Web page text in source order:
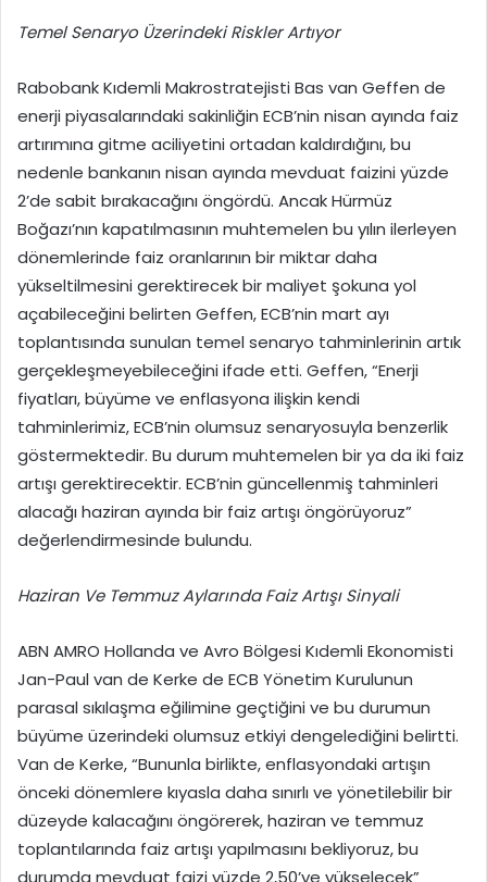
Temel Senaryo Üzerindeki Riskler Artıyor
Rabobank Kıdemli Makrostratejisti Bas van Geffen de
enerji piyasalarındaki sakinliğin ECB’nin nisan ayında faiz
artırımına gitme aciliyetini ortadan kaldırdığını, bu
nedenle bankanın nisan ayında mevduat faizini yüzde
2’de sabit bırakacağını öngördü. Ancak Hürmüz
Boğazı’nın kapatılmasının muhtemelen bu yılın ilerleyen
dönemlerinde faiz oranlarının bir miktar daha
yükseltilmesini gerektirecek bir maliyet şokuna yol
açabileceğini belirten Geffen, ECB’nin mart ayı
toplantısında sunulan temel senaryo tahminlerinin artık
gerçekleşmeyebileceğini ifade etti. Geffen, “Enerji
fiyatları, büyüme ve enflasyona ilişkin kendi
tahminlerimiz, ECB’nin olumsuz senaryosuyla benzerlik
göstermektedir. Bu durum muhtemelen bir ya da iki faiz
artışı gerektirecektir. ECB’nin güncellenmiş tahminleri
alacağı haziran ayında bir faiz artışı öngörüyoruz”
değerlendirmesinde bulundu.
Haziran Ve Temmuz Aylarında Faiz Artışı Sinyali
ABN AMRO Hollanda ve Avro Bölgesi Kıdemli Ekonomisti
Jan-Paul van de Kerke de ECB Yönetim Kurulunun
parasal sıkılaşma eğilimine geçtiğini ve bu durumun
büyüme üzerindeki olumsuz etkiyi dengelediğini belirtti.
Van de Kerke, “Bununla birlikte, enflasyondaki artışın
önceki dönemlere kıyasla daha sınırlı ve yönetilebilir bir
düzeyde kalacağını öngörerek, haziran ve temmuz
toplantılarında faiz artışı yapılmasını bekliyoruz, bu